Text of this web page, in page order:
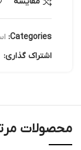
Categories:
اشتراک گذاری:
محصولات